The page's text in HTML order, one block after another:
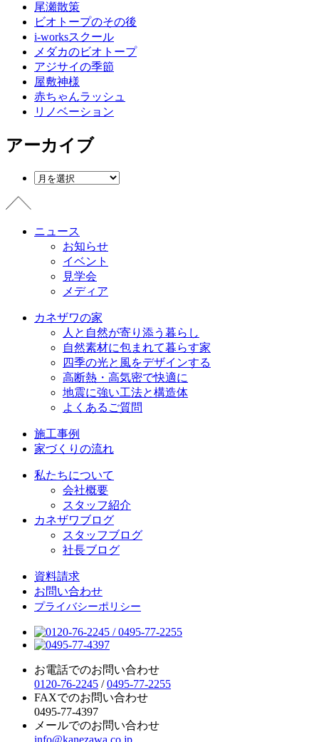
尾瀬散策
ビオトープのその後
i-worksスクール
メダカのビオトープ
アジサイの季節
屋敷神様
赤ちゃんラッシュ
リノベーション
アーカイブ
ニュース
お知らせ
イベント
見学会
メディア
カネザワの家
人と自然が寄り添う暮らし
自然素材に包まれて暮らす家
四季の光と風をデザインする
高断熱・高気密で快適に
地震に強い工法と構造体
よくあるご質問
施工事例
家づくりの流れ
私たちについて
会社概要
スタッフ紹介
カネザワブログ
スタッフブログ
社長ブログ
資料請求
お問い合わせ
プライバシーポリシー
お電話でのお問い合わせ
0120-76-2245 /0495-77-2255
FAXでのお問い合わせ
0495-77-4397
メールでのお問い合わせ